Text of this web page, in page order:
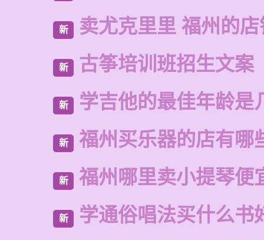
新 卖尤克里里 福州的店
新 古筝培训班招生文案
新 学吉他的最佳年龄是
新 福州买乐器的店有哪
新 福州哪里卖小提琴便
新 学通俗唱法买什么书